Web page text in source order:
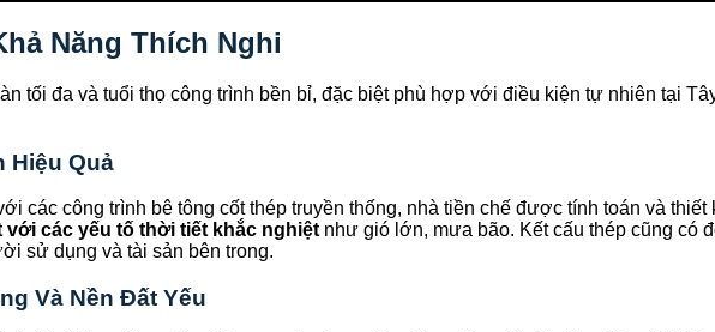
Năng Thích Nghi
tối đa và tuổi thọ công trình bền bỉ, đặc biệt phù hợp với điều kiện tự nhiên tại
Hiệu Quả
các công trình bê tông cốt thép truyền thống, nhà tiền chế được tính toán và
các yếu tố thời tiết khắc nghiệtnhư gió lớn, mưa bão. Kết cấu thép cũng có
sử dụng và tài sản bên trong.
Và Nền Đất Yếu